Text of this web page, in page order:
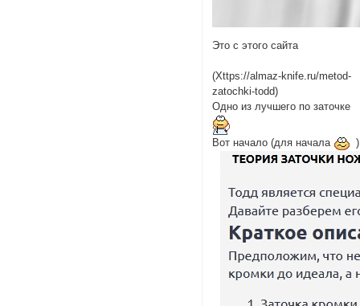
Это с этого сайта
(Хttps://almaz-knife.ru/metod-
zatochki-todd)
Одно из лучшего по заточке
Вот начало (для начала )